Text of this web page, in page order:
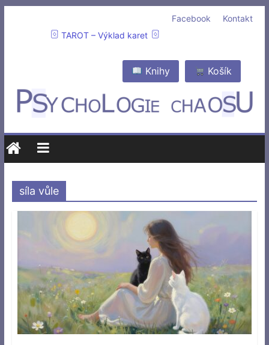
Kontakt
Facebook
TAROT – Výklad karet
Košík
Knihy
síla vůle